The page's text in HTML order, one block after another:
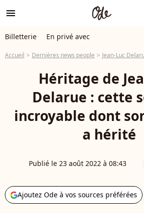
menu
Billetterie En privé avec
Accueil Dernières news people Jean-Luc
Héritage de
Delarue : cette
incroyable dont
a hérité
Publié le 23 août 2022 à 08:43
Ajoutez Ode à vos sources préférées